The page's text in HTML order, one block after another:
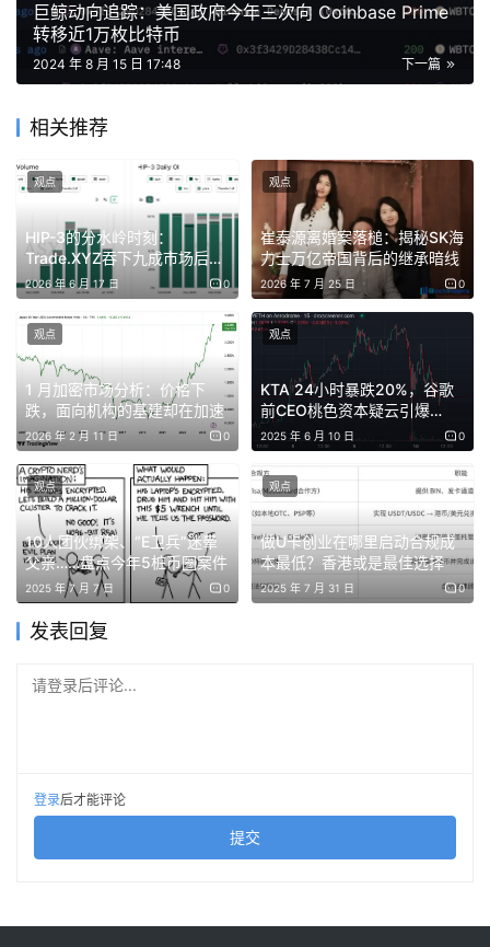
与 ELFi 进行质押或交易的用户将有资格分享奖池。奖池将
根据活动结束时每个用户的总互动量占比进行分配。最终奖
池金额将在活动结束时公布。
测试版用户双倍NFT奖励
在测试期间获得官方ELFi NFT的用户可在活动期间额外获
得1-2倍的奖励。
关于ELFi协议
ELFi是一家专注于提供顶级交易功能的去中心化衍生品交易
平台。它是首个在P2Pool模式中支持组合保证金的开创
者，并拥有一套完善的风险管理系统，用于挂牌不同风险等
级的合约。此外，ELFi引入了创新的流动性池设计，提供业
内首创的零风险稳定币流动性池和LSD再抵押流动性池。通
过风险隔离、资产定价和LST资产支持等功能，ELFi致力于
更好地满足市场和用户的需求。
不对根据本文提供的信息所做的任何投资承担责任。我们强烈
人士。
巨鲸动向追踪：美国政府今年三次向 Coinbase Prime
转移近1万枚比特币
下一篇
2024 年 8 月 15 日 17:48
相关推荐
HIP-3的分水岭时刻：
Trade.XYZ吞下九成市场后，
多个玩家相继退场
2026 年 6 月 17 日 0
观点
崔泰源离婚案落槌：揭秘SK海
力士万亿帝国背后的继承暗线
2026 年 7 月 25 日 0
观点
1 月加密市场分析：价格下
跌，面向机构的基建却在加速
2026 年 2 月 11 日 0
观点
KTA 24小时暴跌20%，谷歌
前CEO桃色资本疑云引爆
Keeta信任危机
2025 年 6 月 10 日 0
观点
10人团伙绑架、“E卫兵”迷晕
父亲……盘点今年5桩币圈案件
2025 年 7 月 7 日 0
观点
做U卡创业在哪里启动合规成
本最低？香港或是最佳选择
2025 年 7 月 31 日 0
观点
发表回复
请登录后评论...
登录后才能评论
提交